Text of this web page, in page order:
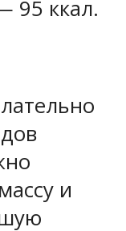
95 ккал.
и